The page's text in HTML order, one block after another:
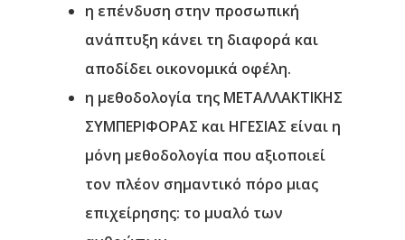
η επένδυση στην προσωπική
ανάπτυξη κάνει τη διαφορά και
αποδίδει οικονομικά οφέλη.
η μεθοδολογία της ΜΕΤΑΛΛΑΚΤΙΚΗΣ
ΣΥΜΠΕΡΙΦΟΡΑΣ και ΗΓΕΣΙΑΣ είναι η
μόνη μεθοδολογία που αξιοποιεί
τον πλέον σημαντικό πόρο μιας
επιχείρησης: το μυαλό των